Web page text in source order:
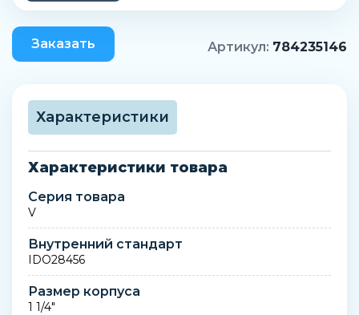
Заказать Артикул: 784235146
Характеристики
Характеристики товара
Серия товара
V
Внутренний стандарт
IDO28456
Размер корпуса
1 1/4"